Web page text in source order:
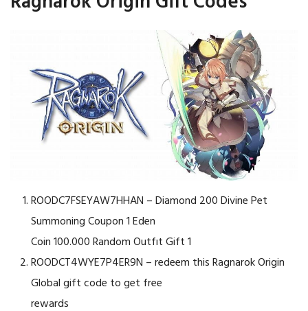
ROODC7FSEYAW7HHAN – Diamond 200 Divine Pet
Summoning Coupon 1 Eden
Coin 100.000 Random Outfıt Gift 1
ROODCT4WYE7P4ER9N – redeem this Ragnarok Origin
Global gift code to get free
rewards